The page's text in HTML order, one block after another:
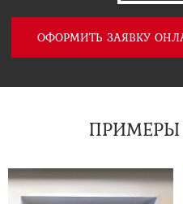
ОФОРМИТЬ ЗАЯВКУ